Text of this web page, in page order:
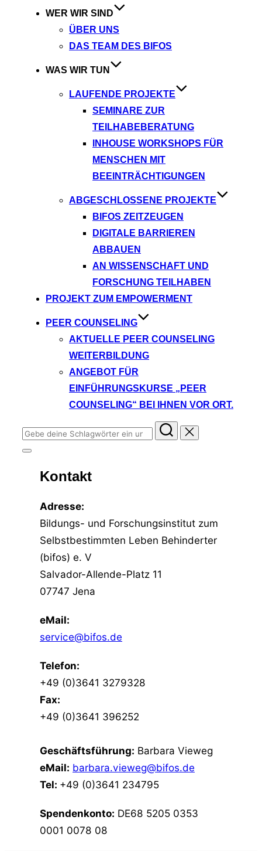
WER WIR SIND
ÜBER UNS
DAS TEAM DES BIFOS
WAS WIR TUN
LAUFENDE PROJEKTE
SEMINARE ZUR
TEILHABEBERATUNG
INHOUSE WORKSHOPS FÜR
MENSCHEN MIT
BEEINTRÄCHTIGUNGEN
ABGESCHLOSSENE PROJEKTE
BIFOS ZEITZEUGEN
DIGITALE BARRIEREN
ABBAUEN
AN WISSENSCHAFT UND
FORSCHUNG TEILHABEN
PROJEKT ZUM EMPOWERMENT
PEER COUNSELING
AKTUELLE PEER COUNSELING
WEITERBILDUNG
ANGEBOT FÜR
EINFÜHRUNGSKURSE „PEER
COUNSELING“ BEI IHNEN VOR ORT.
Suchen
nach:
Seitenleiste
Navigation
umschalten
Kontakt
Adresse:
Bildungs- und Forschungsinstitut zum
Selbstbestimmten Leben Behinderter
(bifos) e. V
Salvador-Allende-Platz 11
07747 Jena
eMail:
service@bifos.de
Telefon:
+49 (0)3641 3279328
Fax:
+49 (0)3641 396252
Geschäftsführung: Barbara Vieweg
eMail: barbara.vieweg@bifos.de
Tel: +49 (0)3641 234795
Spendenkonto: DE68 5205 0353
0001 0078 08